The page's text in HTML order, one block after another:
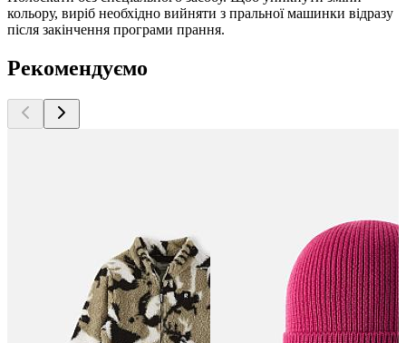
кольору, виріб необхідно вийняти з пральної машинки відразу
після закінчення програми прання.
Рекомендуємо